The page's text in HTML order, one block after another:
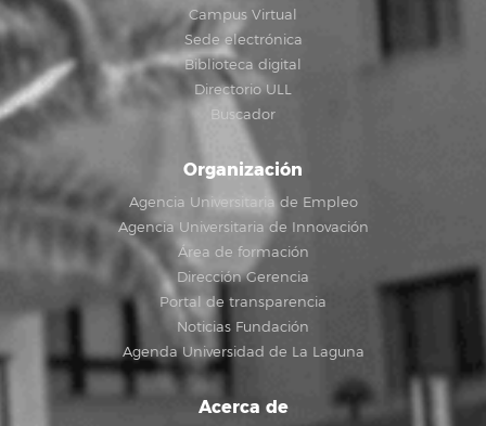
Campus Virtual
Sede electrónica
Biblioteca digital
Directorio ULL
Buscador
Organización
Agencia Universitaria de Empleo
Agencia Universitaria de Innovación
Área de formación
Dirección Gerencia
Portal de transparencia
Noticias Fundación
Agenda Universidad de La Laguna
Acerca de